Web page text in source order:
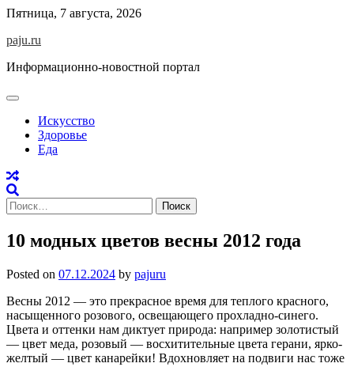
Skip
content
Пятница, 7 августа, 2026
paju.ru
Информационно-новостной портал
Искусство
Здоровье
Еда
Найти:
10 модных цветов весны 2012 года
Posted on 07.12.2024 by pajuru
Весны 2012 — это прекрасное время для теплого красного,
насыщенного розового, освещающего прохладно-синего.
Цвета и оттенки нам диктует природа: например золотистый
— цвет меда, розовый — восхитительные цвета герани, ярко-
желтый — цвет канарейки! Вдохновляет на подвиги нас тоже